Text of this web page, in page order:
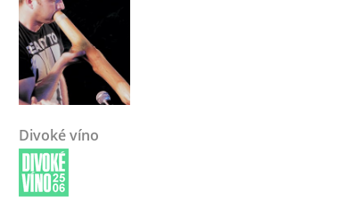
Divoké víno